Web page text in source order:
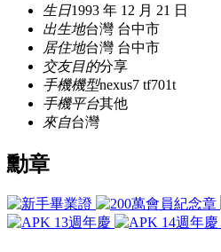
生日1993 年 12 月 21 日
出生地台灣 台中市
居住地台灣 台中市
交友目的分享
手機機型nexus7 tf701t
手機平台其他
來自台灣
勳章